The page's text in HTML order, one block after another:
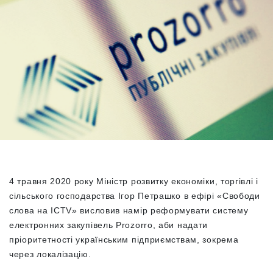
4 травня 2020 року Міністр розвитку економіки, торгівлі і
сільського господарства Ігор Петрашко в ефірі «Свободи
слова на ICTV» висловив намір реформувати систему
електронних закупівель Prozorro, аби надати
пріоритетності українським підприємствам, зокрема
через локалізацію.